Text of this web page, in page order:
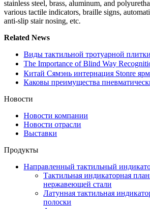
stainless steel, brass, aluminum, and
various tactile indicators, braille signs,
anti-slip stair nosing, etc.
Related News
Виды тактильной тротуарной плитки
The Importance of Blind Way
Китай Сямэнь интернация Stonre
Каковы преимущества
Новости
Новости компании
Новости отрасли
Выставки
Продукты
Направленный тактильный
Тактильная индикаторная
нержавеющей стали
Латунная тактильная
полоски